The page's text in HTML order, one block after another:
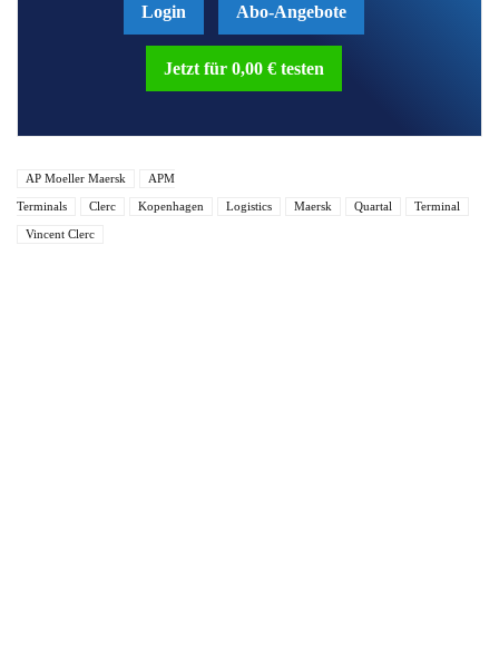
Login Abo-Angebote
Jetzt für 0,00 € testen
AP Moeller Maersk APM
Terminals Clerc Kopenhagen Logistics Maersk Quartal Terminal
Vincent Clerc